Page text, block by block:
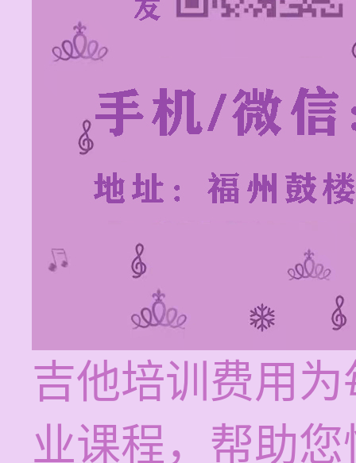
吉他培训费用
业课程，帮助